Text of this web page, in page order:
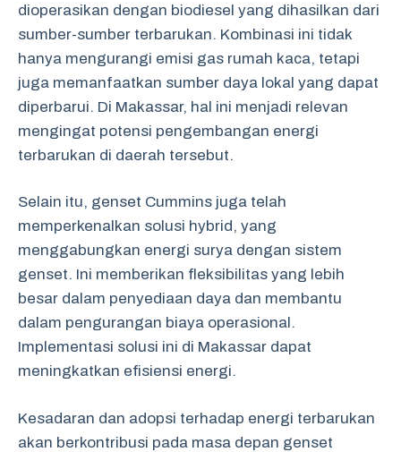
dioperasikan dengan biodiesel yang dihasilkan dari
sumber-sumber terbarukan. Kombinasi ini tidak
hanya mengurangi emisi gas rumah kaca, tetapi
juga memanfaatkan sumber daya lokal yang dapat
diperbarui. Di Makassar, hal ini menjadi relevan
mengingat potensi pengembangan energi
terbarukan di daerah tersebut.
Selain itu, genset Cummins juga telah
memperkenalkan solusi hybrid, yang
menggabungkan energi surya dengan sistem
genset. Ini memberikan fleksibilitas yang lebih
besar dalam penyediaan daya dan membantu
dalam pengurangan biaya operasional.
Implementasi solusi ini di Makassar dapat
meningkatkan efisiensi energi.
Kesadaran dan adopsi terhadap energi terbarukan
akan berkontribusi pada masa depan genset